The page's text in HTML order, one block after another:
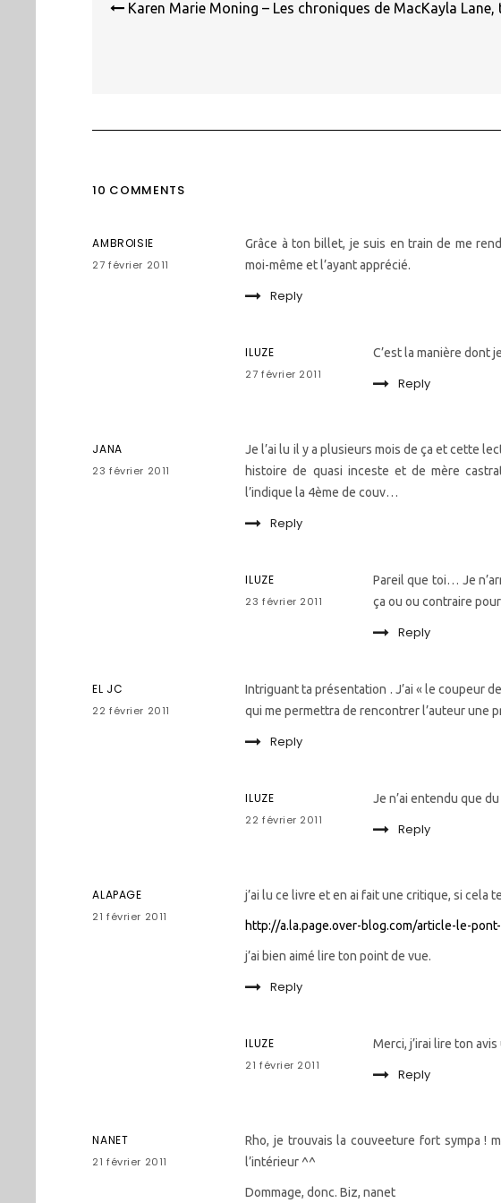
de
Karen Marie Moning – Les chroniques de MacKayla Lane,
10 COMMENTS
AMBROISIE
27 février 2011
Grâce à ton billet, je suis en train de me
moi-même et l’ayant apprécié.
Reply
ILUZE
27 février 2011
C’est la manière dont
Reply
JANA
23 février 2011
Je l’ai lu il y a plusieurs mois de ça et cette
histoire de quasi inceste et de mère
l’indique la 4ème de couv…
Reply
ILUZE
23 février 2011
Pareil que toi… Je
ça ou ou contraire
Reply
EL JC
22 février 2011
Intriguant ta présentation . J’ai « le coupeur
qui me permettra de rencontrer l’auteur une
Reply
ILUZE
22 février 2011
Je n’ai entendu que
Reply
ALAPAGE
21 février 2011
j’ai lu ce livre et en ai fait une critique, si cela
http://a.la.page.over-blog.com/article-le-
j’ai bien aimé lire ton point de vue.
Reply
ILUZE
21 février 2011
Merci, j’irai lire ton
Reply
NANET
21 février 2011
Rho, je trouvais la couveeture fort sympa !
l’intérieur ^^
Dommage, donc. Biz, nanet